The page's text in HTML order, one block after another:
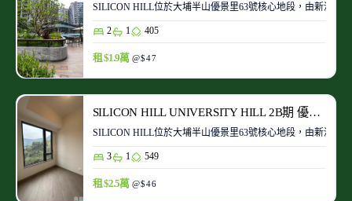
SILICON HILL位於大埔半山優景里63號核心地段，由新鴻基
2 1 405
租 $1.9萬 @$47
SILICON HILL UNIVERSITY HILL 2B期 優景閣 第6座 高層 B3室
SILICON HILL位於大埔半山優景里63號核心地段，由新鴻基
3 1 549
租 $2.5萬 @$46